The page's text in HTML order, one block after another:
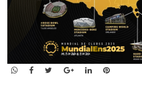
WhatsApp
Facebook
TwitterGoogle+LinkedInPinterest